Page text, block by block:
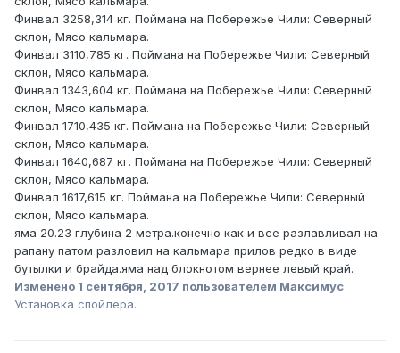
Финвал 3258,314 кг. Поймана на Побережье Чили: Северный
склон, Мясо кальмара.
Финвал 3110,785 кг. Поймана на Побережье Чили: Северный
склон, Мясо кальмара.
Финвал 1343,604 кг. Поймана на Побережье Чили: Северный
склон, Мясо кальмара.
Финвал 1710,435 кг. Поймана на Побережье Чили: Северный
склон, Мясо кальмара.
Финвал 1640,687 кг. Поймана на Побережье Чили: Северный
склон, Мясо кальмара.
Финвал 1617,615 кг. Поймана на Побережье Чили: Северный
склон, Мясо кальмара.
яма 20.23 глубина 2 метра.конечно как и все разлавливал на
рапану патом разловил на кальмара прилов редко в виде
бутылки и брайда.яма над блокнотом вернее левый край.
Изменено 1 сентября, 2017 пользователем Максимус
Установка спойлера.